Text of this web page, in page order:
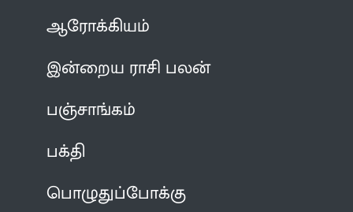
ஆரோக்கியம்
இன்றைய ராசி பலன்
பஞ்சாங்கம்
பக்தி
பொழுதுப்போக்கு